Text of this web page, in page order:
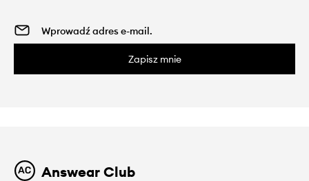
Zapisz mnie
Answear Club